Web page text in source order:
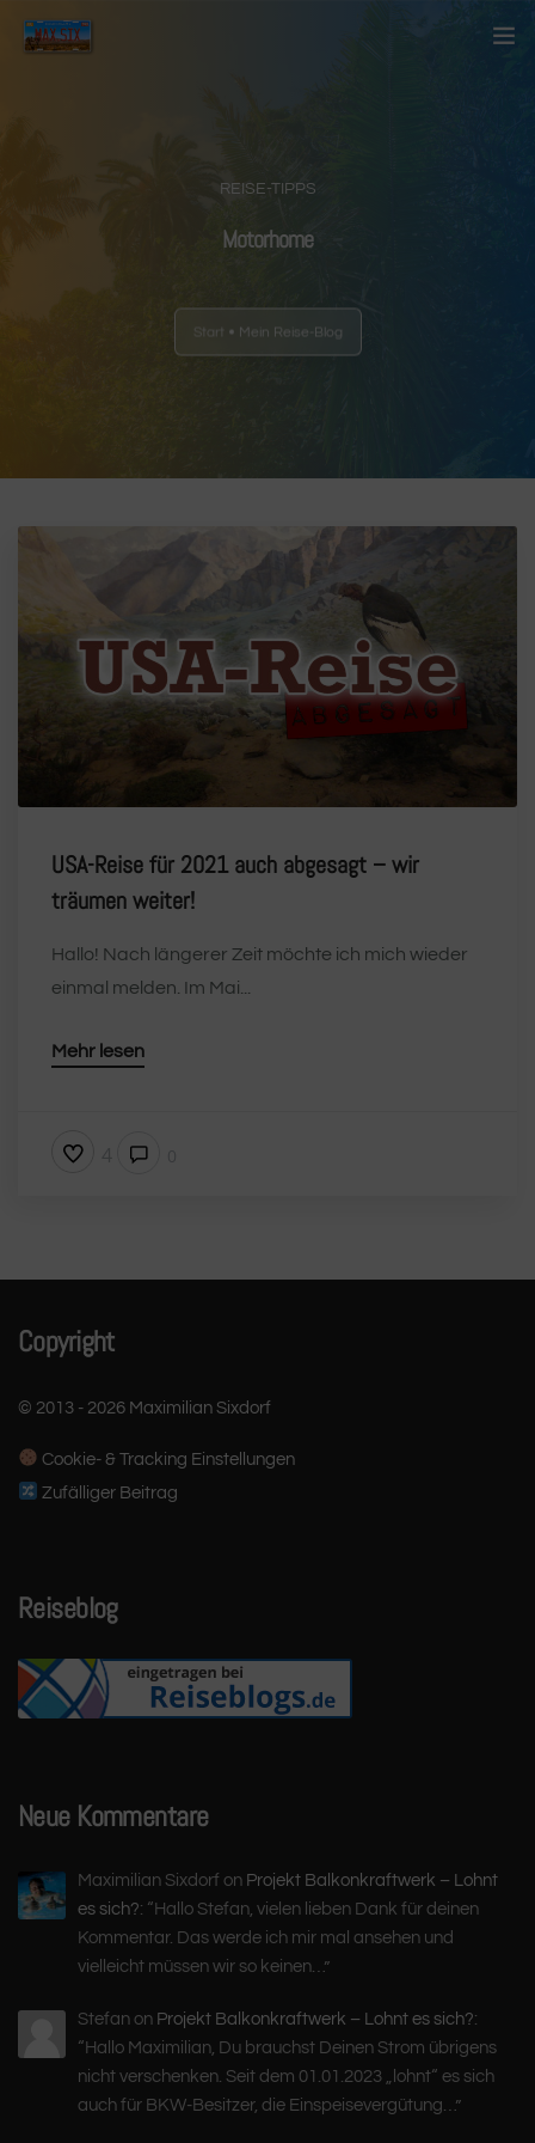
REISE-TIPPS
Motorhome
Start Mein Reise-Blog
USA-Reise für 2021 auch abgesagt – wir
träumen weiter!
Hallo! Nach längerer Zeit möchte ich mich wieder
einmal melden. Im Mai...
Mehr lesen
Copyright
© 2013 - 2026 Maximilian Sixdorf
Cookie- & Tracking Einstellungen
Zufälliger Beitrag
Reiseblog
Neue Kommentare
Maximilian Sixdorf on Projekt Balkonkraftwerk – Lohnt
es sich?: “ Hallo Stefan, vielen lieben Dank für deinen
Kommentar. Das werde ich mir mal ansehen und
vielleicht müssen wir so keinen… ”
Stefan on Projekt Balkonkraftwerk – Lohnt es sich?:
“ Hallo Maximilian, Du brauchst Deinen Strom übrigens
nicht verschenken. Seit dem 01.01.2023 „lohnt“ es sich
auch für BKW-Besitzer, die Einspeisevergütung… ”